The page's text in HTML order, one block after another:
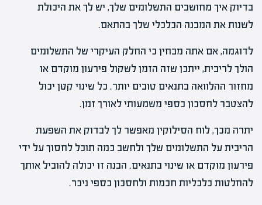
בדיוק איך מחושבים התשלומים שלך, יש לך את היכולת
לשנות את המבנה הכלכלי שלך בהתאם.
לדוגמה, אם אתה מבחין כי החלק העיקרי של התשלומים
הולך לריבית, ייתכן שזה הזמן לשקול פירעון מוקדם או
מחזור ההלוואה בתנאים טובים יותר. כל שינוי קטן יכול
להצטבר לחסכון כספי משמעותי לאורך זמן.
יתרה מכך, לוח הסילוקין מאפשר לך לבדוק את השפעת
הריבית על התשלומים שלך ולחשב כמה תוכל לחסוך על ידי
פירעון מוקדם או שינוי בתנאים. הבנה זו יכולה להוביל אותך
להחלטות כלכליות חכמות ולחסכון כספי ניכר.